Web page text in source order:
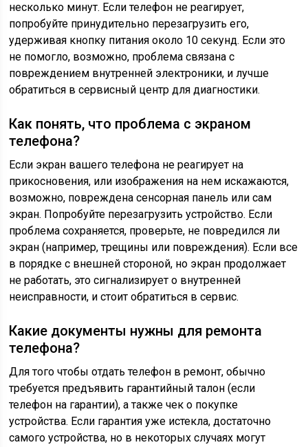
несколько минут. Если телефон не реагирует,
попробуйте принудительно перезагрузить его,
удерживая кнопку питания около 10 секунд. Если это
не помогло, возможно, проблема связана с
повреждением внутренней электроники, и лучше
обратиться в сервисный центр для диагностики.
Как понять, что проблема с экраном
телефона?
Если экран вашего телефона не реагирует на
прикосновения, или изображения на нем искажаются,
возможно, повреждена сенсорная панель или сам
экран. Попробуйте перезагрузить устройство. Если
проблема сохраняется, проверьте, не повредился ли
экран (например, трещины или повреждения). Если все
в порядке с внешней стороной, но экран продолжает
не работать, это сигнализирует о внутренней
неисправности, и стоит обратиться в сервис.
Какие документы нужны для ремонта
телефона?
Для того чтобы отдать телефон в ремонт, обычно
требуется предъявить гарантийный талон (если
телефон на гарантии), а также чек о покупке
устройства. Если гарантия уже истекла, достаточно
самого устройства, но в некоторых случаях могут